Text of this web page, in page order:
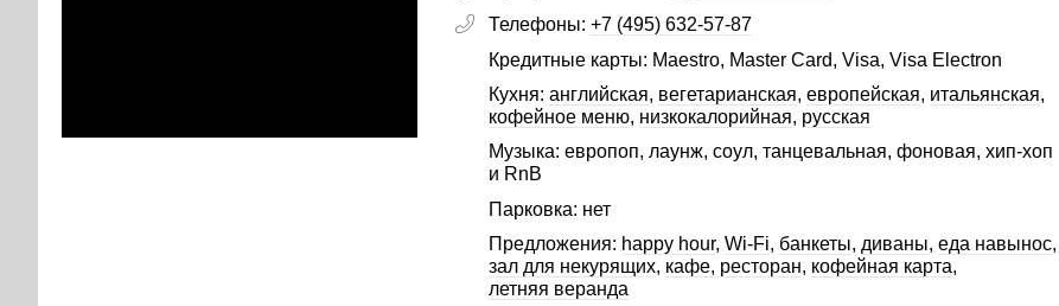
Телефоны: +7 (495) 632-57-87
Кредитные карты: Maestro, Master Card, Visa, Visa Electron
Кухня: английская, вегетарианская, европейская, итальянская,
кофейное меню, низкокалорийная, русская
Музыка: европоп, лаунж, соул, танцевальная, фоновая, хип-хоп
и RnB
Парковка: нет
Предложения: happy hour, Wi-Fi, банкеты, диваны, еда навынос,
зал для некурящих, кафе, ресторан, кофейная карта,
летняя веранда